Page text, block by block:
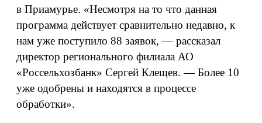
в Приамурье. «Несмотря на то что данная
программа действует сравнительно недавно, к
нам уже поступило 88 заявок, — рассказал
директор регионального филиала АО
«Россельхозбанк» Сергей Клещев. — Более 10
уже одобрены и находятся в процессе
обработки».